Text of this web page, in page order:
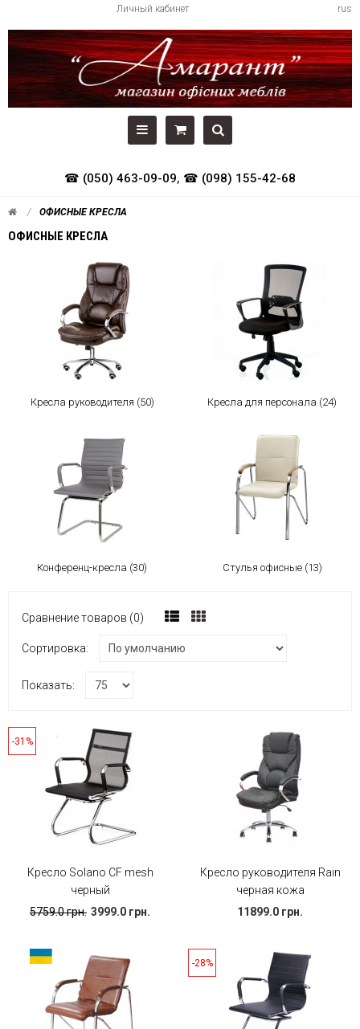
rus
Личный кабинет
☎ (050) 463-09-09, ☎ (098) 155-42-68
ОФИСНЫЕ КРЕСЛА
ОФИСНЫЕ КРЕСЛА
Кресла руководителя (50) Кресла для персонала (24)
Конференц-кресла (30) Стулья офисные (13)
Сравнение товаров (0)
Сортировка:
Показать:
-31%
Кресло Solano CF mesh
черный
5759.0 грн. 3999.0 грн.
Кресло руководителя Rain
черная кожа
11899.0 грн.
-28%